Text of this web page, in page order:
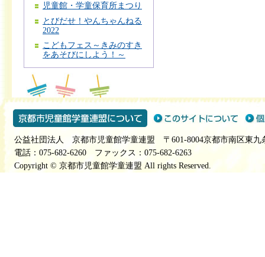
児童館・学童保育所まつり
とびだせ！やんちゃんねる
2022
こどもフェス～きみのすき
をあそびにしよう！～
公益社団法人 京都市児童館学童連盟 〒601-8004京都市南区東九
電話：075-682-6260 ファックス：075-682-6263
Copyright © 京都市児童館学童連盟 All rights Reserved.